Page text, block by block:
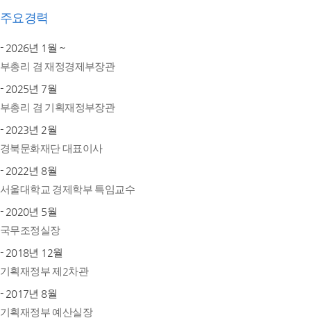
주요경력
- 2026년 1월 ~
부총리 겸 재정경제부장관
- 2025년 7월
부총리 겸 기획재정부장관
- 2023년 2월
경북문화재단 대표이사
- 2022년 8월
서울대학교 경제학부 특임교수
- 2020년 5월
국무조정실장
- 2018년 12월
기획재정부 제2차관
- 2017년 8월
기획재정부 예산실장